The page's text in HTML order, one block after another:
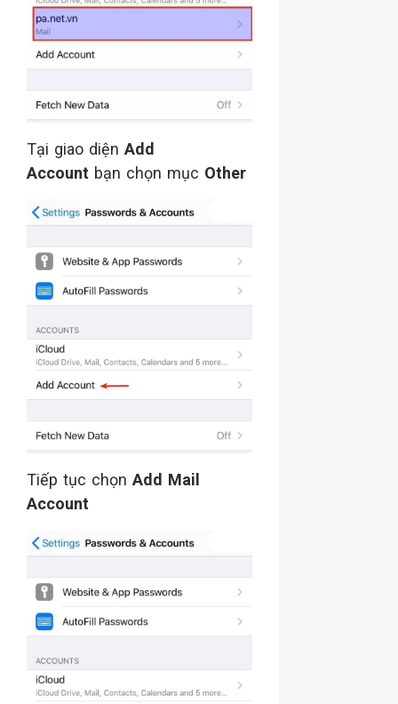
Tại giao diện Add
Account bạn chọn mục Other
Tiếp tục chọn Add Mail
Account